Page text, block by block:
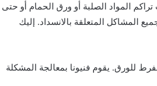
المواد الصلبة أو ورق الحمام أو حتى
المشاكل المتعلقة بالانسداد. إليك
للورق. يقوم فنيونا بمعالجة المشكلة